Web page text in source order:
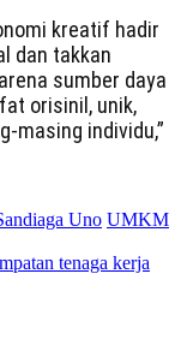
kreatif hadir
dan takkan
sumber daya
orisinil, unik,
masing individu,”
Uno UMKM
tenaga kerja